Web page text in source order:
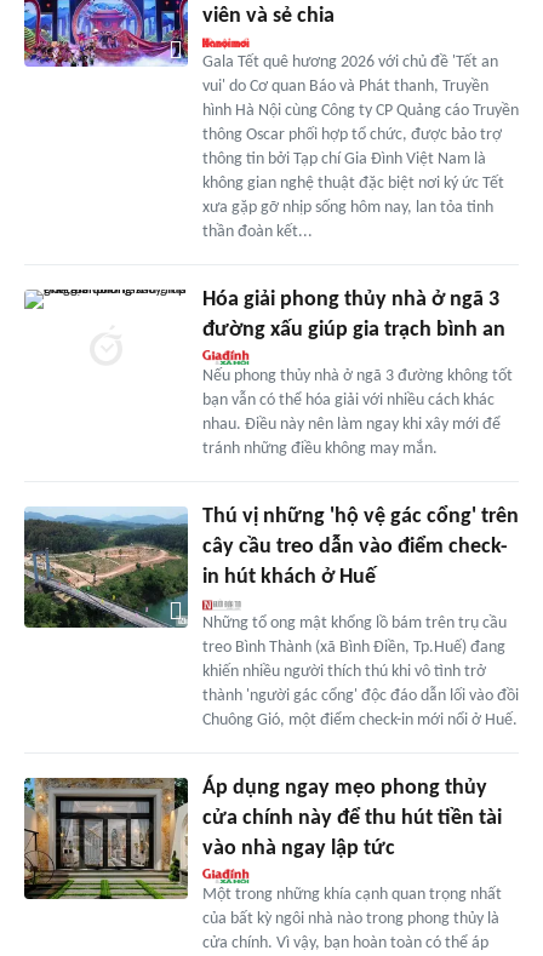
viên và sẻ chia
Gala Tết quê hương 2026 với chủ đề 'Tết an
vui' do Cơ quan Báo và Phát thanh, Truyền
hình Hà Nội cùng Công ty CP Quảng cáo Truyền
thông Oscar phối hợp tổ chức, được bảo trợ
thông tin bởi Tạp chí Gia Đình Việt Nam là
không gian nghệ thuật đặc biệt nơi ký ức Tết
xưa gặp gỡ nhịp sống hôm nay, lan tỏa tinh
thần đoàn kết...
Hóa giải phong thủy nhà ở ngã 3
đường xấu giúp gia trạch bình an
Nếu phong thủy nhà ở ngã 3 đường không tốt
bạn vẫn có thể hóa giải với nhiều cách khác
nhau. Điều này nên làm ngay khi xây mới để
tránh những điều không may mắn.
Thú vị những 'hộ vệ gác cổng' trên
cây cầu treo dẫn vào điểm check-
in hút khách ở Huế
Những tổ ong mật khổng lồ bám trên trụ cầu
treo Bình Thành (xã Bình Điền, Tp.Huế) đang
khiến nhiều người thích thú khi vô tình trở
thành 'người gác cổng' độc đáo dẫn lối vào đồi
Chuông Gió, một điểm check-in mới nổi ở Huế.
Áp dụng ngay mẹo phong thủy
cửa chính này để thu hút tiền tài
vào nhà ngay lập tức
Một trong những khía cạnh quan trọng nhất
của bất kỳ ngôi nhà nào trong phong thủy là
cửa chính. Vì vậy, bạn hoàn toàn có thể áp